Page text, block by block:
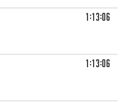
1:13:06
1:13:06